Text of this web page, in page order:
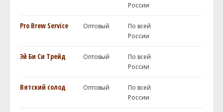
России
Pro Brew Service Оптовый
По всей
России
Эй Би Си Трейд Оптовый
По всей
России
Вятский солод Оптовый
По всей
России